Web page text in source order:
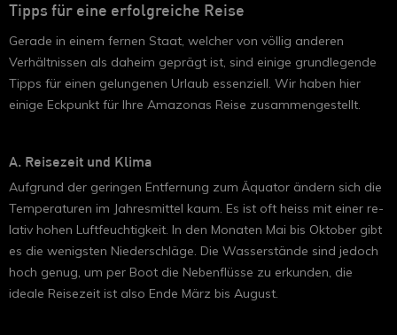
Tipps für eine erfolgreiche Reise
Gerade in einem fernen Staat, welcher von völlig anderen
Verhältnissen als daheim geprägt ist, sind einige grundlegende
Tipps für einen gelungenen Urlaub essenziell. Wir haben hier
einige Eckpunkt für Ihre Amazonas Reise zusammengestellt.
A. Reisezeit und Klima
Auf­grund der geringen Entfernung zum Äqua­tor ändern sich die
Tem­pe­ra­tu­ren im Jahresmittel kaum. Es ist oft heiss mit ei­ner re­
la­tiv ho­hen Luft­feuch­tig­keit. In den Mo­na­ten Mai bis Ok­to­ber gibt
es die we­nigs­ten Nie­der­schlä­ge. Die Was­ser­stän­de sind je­doch
hoch ge­nug, um per Boot die Ne­ben­flüs­se zu er­kun­den, die
ideale Reisezeit ist also Ende März bis Au­gust.